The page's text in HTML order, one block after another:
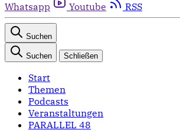
Whatsapp
Youtube RSS
Suchen
Suchen Schließen
Start
Themen
Podcasts
Veranstaltungen
PARALLEL 48